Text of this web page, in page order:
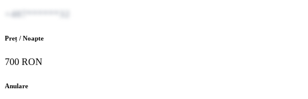
+407******32
Preț / Noapte
700 RON
Anulare